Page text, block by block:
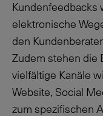
Kundenfeedbacks
elektronische
den
Zudem stehen die
vielfältige Kanäle
Website, Social
zum spezifischen